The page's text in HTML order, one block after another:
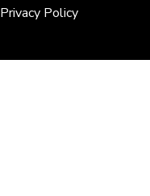
Privacy Policy